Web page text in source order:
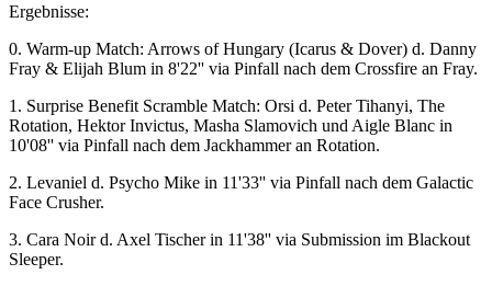
Ergebnisse:
0. Warm-up Match: Arrows of Hungary (Icarus & Dover) d. Danny
Fray & Elijah Blum in 8'22'' via Pinfall nach dem Crossfire an Fray.
1. Surprise Benefit Scramble Match: Orsi d. Peter Tihanyi, The
Rotation, Hektor Invictus, Masha Slamovich und Aigle Blanc in
10'08'' via Pinfall nach dem Jackhammer an Rotation.
2. Levaniel d. Psycho Mike in 11'33'' via Pinfall nach dem Galactic
Face Crusher.
3. Cara Noir d. Axel Tischer in 11'38'' via Submission im Blackout
Sleeper.